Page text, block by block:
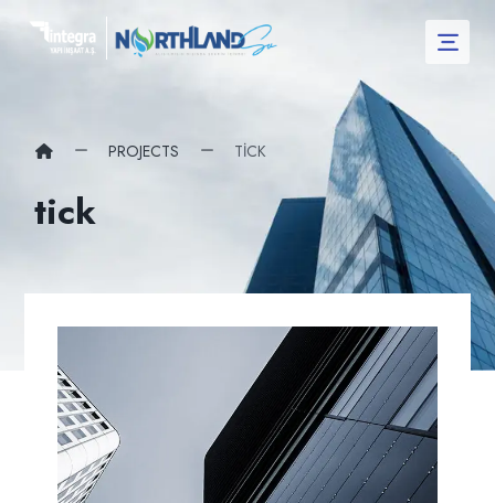
PROJECTS TICK
tick